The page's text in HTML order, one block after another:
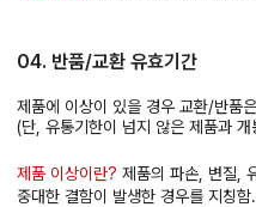
04. 반품/교환 유효기간
제품에 이상이 있을 경우 교환/반품
(단, 유통기한이 넘지 않은 제품과
제품 이상이란? 제품의 파손, 변질,
중대한 결함이 발생한 경우를 지칭함.